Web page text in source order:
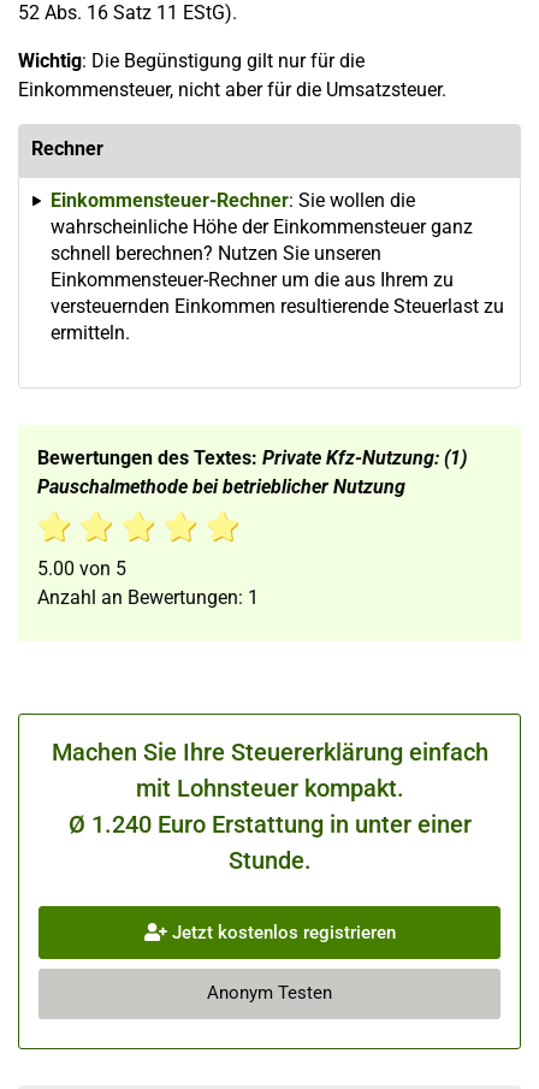
52 Abs. 16 Satz 11 EStG).
Wichtig: Die Begünstigung gilt nur für die
Einkommensteuer, nicht aber für die Umsatzsteuer.
Rechner
Einkommensteuer-Rechner: Sie wollen die
wahrscheinliche Höhe der Einkommensteuer ganz
schnell berechnen? Nutzen Sie unseren
Einkommensteuer-Rechner um die aus Ihrem zu
versteuernden Einkommen resultierende Steuerlast zu
ermitteln.
Bewertungen des Textes: Private Kfz-Nutzung: (1)
Pauschalmethode bei betrieblicher Nutzung
5.00 von 5
Anzahl an Bewertungen: 1
Machen Sie Ihre Steuererklärung einfach
mit Lohnsteuer kompakt.
Ø 1.240 Euro Erstattung in unter einer
Stunde.
Jetzt kostenlos registrieren
Anonym Testen